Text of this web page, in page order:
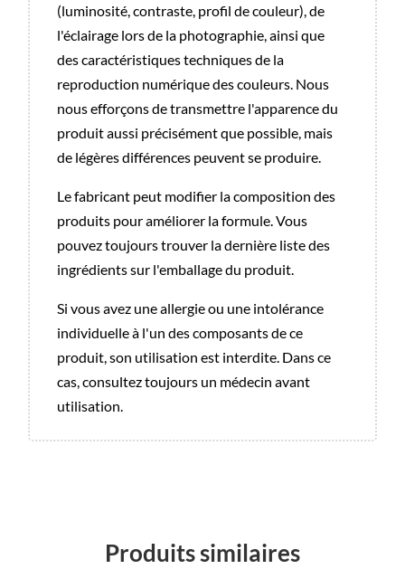
(luminosité, contraste, profil de couleur), de
l'éclairage lors de la photographie, ainsi que
des caractéristiques techniques de la
reproduction numérique des couleurs. Nous
nous efforçons de transmettre l'apparence du
produit aussi précisément que possible, mais
de légères différences peuvent se produire.
Le fabricant peut modifier la composition des
produits pour améliorer la formule. Vous
pouvez toujours trouver la dernière liste des
ingrédients sur l'emballage du produit.
Si vous avez une allergie ou une intolérance
individuelle à l'un des composants de ce
produit, son utilisation est interdite. Dans ce
cas, consultez toujours un médecin avant
utilisation.
Produits similaires